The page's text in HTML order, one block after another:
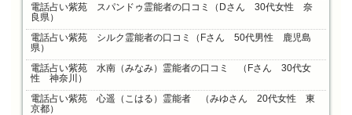
電話占い紫苑 スパンドゥ霊能者の口コミ（Dさん 30代女性 奈
良県）
電話占い紫苑 シルク霊能者の口コミ（Fさん 50代男性 鹿児島
県）
電話占い紫苑 水南（みなみ）霊能者の口コミ （Fさん 30代女
性 神奈川）
電話占い紫苑 心遥（こはる）霊能者 （みゆさん 20代女性 東
京都）